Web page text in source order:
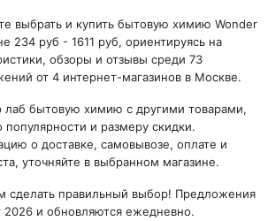
выбрать и купить бытовую химию Wonder
234 руб - 1611 руб, ориентируясь на
обзоры и отзывы среди 73
от 4 интернет-магазинов в Москве.
лаб бытовую химию с другими товарами,
популярности и размеру скидки.
о доставке, самовывозе, оплате и
уточняйте в выбранном магазине.
сделать правильный выбор! Предложения
2026 и обновляются ежедневно.